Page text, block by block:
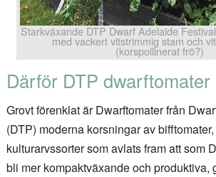
Starkväxande DTP Dwarf Adelaide
med vackert vitstrimmig stam och
(korspollinerat frö?)
Därför DTP dwarftomater
Grovt förenklat är Dwarftomater från
(DTP) moderna korsningar av
kulturarvssorter som avlats fram att som
bli mer kompaktväxande och produktiva,